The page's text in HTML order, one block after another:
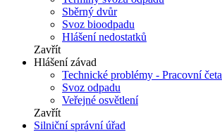
Sběrný dvůr
Svoz bioodpadu
Hlášení nedostatků
Zavřít
Hlášení závad
Technické problémy - Pracovní četa
Svoz odpadu
Veřejné osvětlení
Zavřít
Silniční správní úřad